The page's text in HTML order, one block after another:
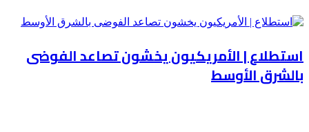
استطلاع | الأمريكيون يخشون تصاعد الفوضى
بالشرق الأوسط